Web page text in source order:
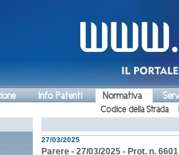
Info Patenti Normativa
Codice della Strada
27/03/2025
Parere - 27/03/2025 - Prot. n.